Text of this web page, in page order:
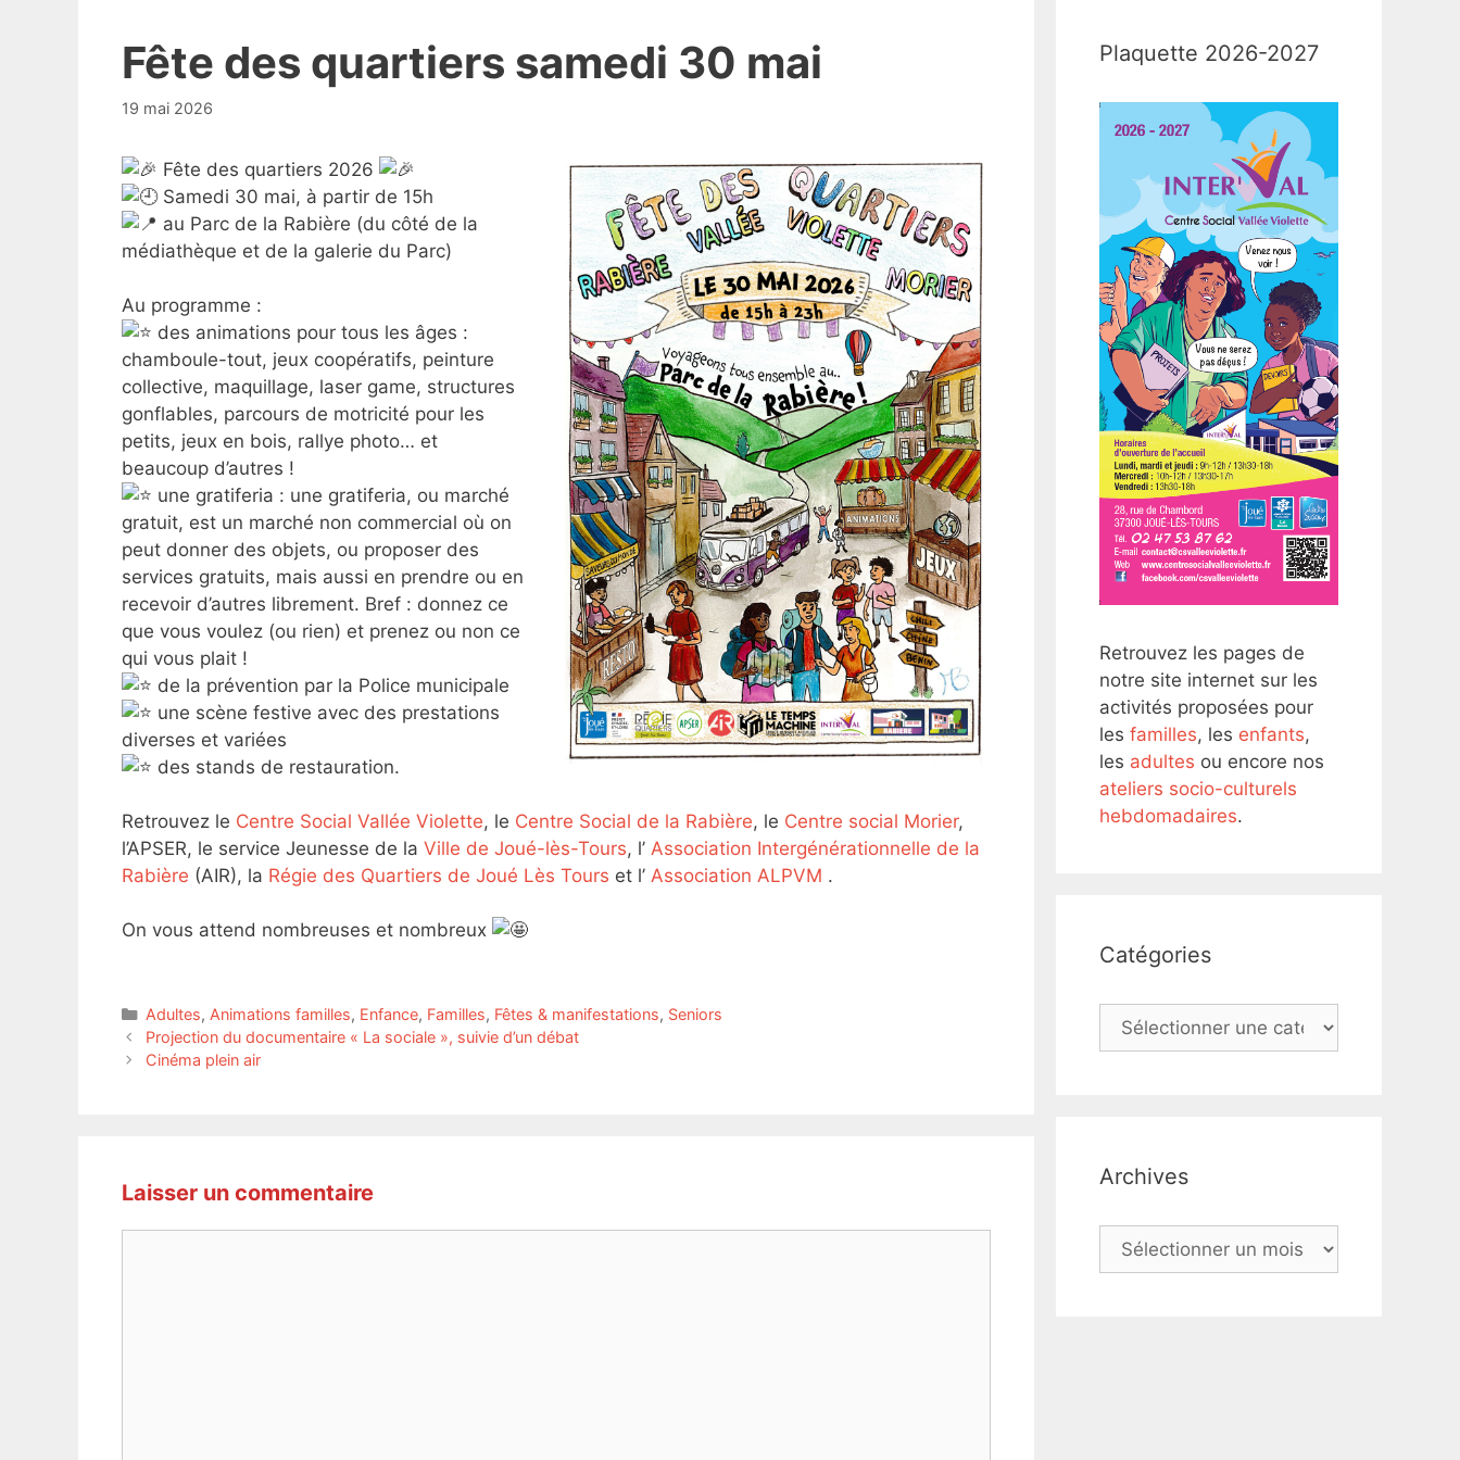
Fête des quartiers samedi 30 mai
19 mai 2026
Fête des quartiers 2026
Samedi 30 mai, à partir de 15h
au Parc de la Rabière (du côté de la
médiathèque et de la galerie du Parc)
Au programme :
des animations pour tous les âges :
chamboule-tout, jeux coopératifs, peinture
collective, maquillage, laser game, structures
gonflables, parcours de motricité pour les
petits, jeux en bois, rallye photo… et
beaucoup d’autres !
une gratiferia : une gratiferia, ou marché
gratuit, est un marché non commercial où on
peut donner des objets, ou proposer des
services gratuits, mais aussi en prendre ou en
recevoir d’autres librement. Bref : donnez ce
que vous voulez (ou rien) et prenez ou non ce
qui vous plait !
de la prévention par la Police municipale
une scène festive avec des prestations
diverses et variées
des stands de restauration.
Retrouvez le Centre Social Vallée Violette, le Centre Social de la Rabière, le Centre social Morier,
l’APSER, le service Jeunesse de la Ville de Joué-lès-Tours, l’ Association Intergénérationnelle de la
Rabière (AIR), la Régie des Quartiers de Joué Lès Tours et l’ Association ALPVM .
On vous attend nombreuses et nombreux
Catégories
Adultes, Animations familles, Enfance, Familles, Fêtes & manifestations, Seniors
Projection du documentaire « La sociale », suivie d’un débat
Cinéma plein air
Laisser un commentaire
Plaquette 2026-2027
Retrouvez les pages de
notre site internet sur les
activités proposées pour
les familles, les enfants,
les adultes ou encore nos
ateliers socio-culturels
hebdomadaires.
Catégories
Catégories
Archives
Archives